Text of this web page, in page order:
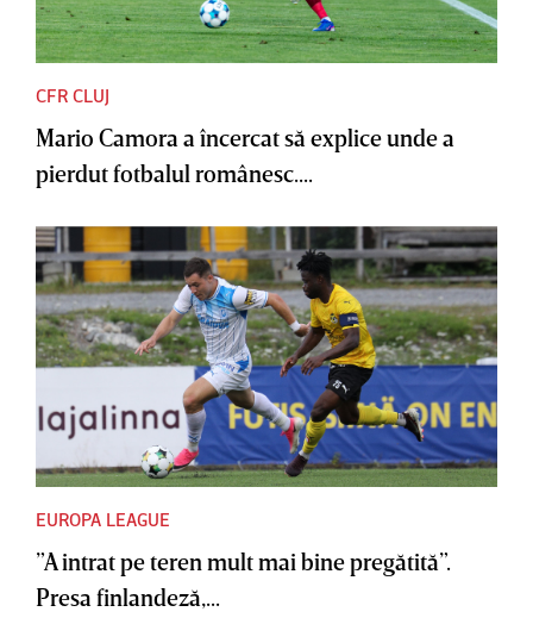
CFR CLUJ
Mario Camora a încercat să explice unde a
pierdut fotbalul românesc....
EUROPA LEAGUE
”A intrat pe teren mult mai bine pregătită”.
Presa finlandeză,...